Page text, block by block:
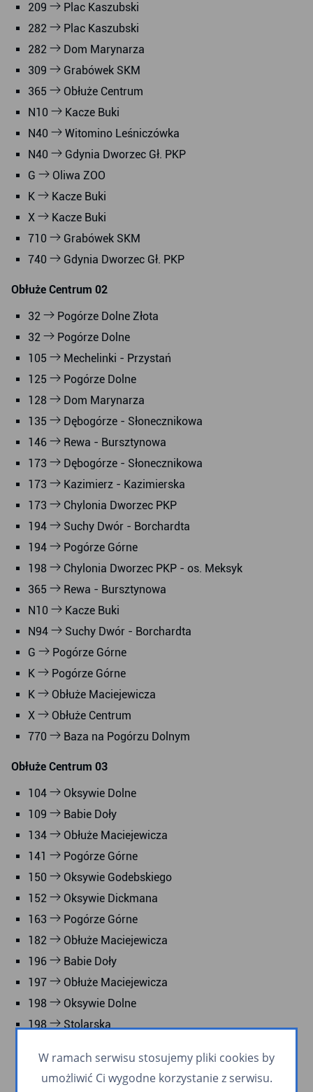
209
Plac Kaszubski
282
Plac Kaszubski
282
Dom Marynarza
309
Grabówek SKM
365
Obłuże Centrum
N10
Kacze Buki
N40
Witomino Leśniczówka
N40
Gdynia Dworzec Gł. PKP
G
Oliwa ZOO
K
Kacze Buki
X
Kacze Buki
710
Grabówek SKM
740
Gdynia Dworzec Gł. PKP
Obłuże Centrum 02
32
Pogórze Dolne Złota
32
Pogórze Dolne
105
Mechelinki - Przystań
125
Pogórze Dolne
128
Dom Marynarza
135
Dębogórze - Słonecznikowa
146
Rewa - Bursztynowa
173
Dębogórze - Słonecznikowa
173
Kazimierz - Kazimierska
173
Chylonia Dworzec PKP
194
Suchy Dwór - Borchardta
194
Pogórze Górne
198
Chylonia Dworzec PKP - os. Meksyk
365
Rewa - Bursztynowa
N10
Kacze Buki
N94
Suchy Dwór - Borchardta
G
Pogórze Górne
K
Pogórze Górne
K
Obłuże Maciejewicza
X
Obłuże Centrum
770
Baza na Pogórzu Dolnym
Obłuże Centrum 03
104
Oksywie Dolne
109
Babie Doły
134
Obłuże Maciejewicza
141
Pogórze Górne
150
Oksywie Godebskiego
152
Oksywie Dickmana
163
Pogórze Górne
182
Obłuże Maciejewicza
196
Babie Doły
197
Obłuże Maciejewicza
198
Oksywie Dolne
198
Stolarska
282
Pogórze Górne
Babie Doły Plaża
W ramach serwisu stosujemy pliki cookies by
umożliwić Ci wygodne korzystanie z serwisu.